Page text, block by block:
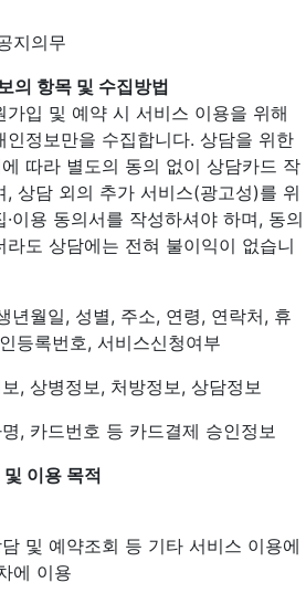
지의무
의 항목 및 수집방법
가입 및 예약 시 서비스 이용을 위해
인정보만을 수집합니다. 상담을 위한
따라 별도의 동의 없이 상담카드 작
, 상담 외의 추가 서비스(광고성)를 위
이용 동의서를 작성하셔야 하며, 동의
도 상담에는 전혀 불이익이 없습니
년월일, 성별, 주소, 연령, 연락처, 휴
등록번호, 서비스신청여부
, 상병정보, 처방정보, 상담정보
, 카드번호 등 카드결제 승인정보
이용 목적
및 예약조회 등 기타 서비스 이용에
에 이용